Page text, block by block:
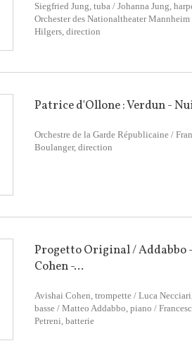
Siegfried Jung, tuba / Johanna Jung,
Orchester des Nationaltheater
Hilgers, direction
Patrice d'Ollone : Verdun -
Orchestre de la Garde Républicaine /
Boulanger, direction
Progetto Original / Addabbo -
Cohen -...
Avishai Cohen, trompette / Luca
basse / Matteo Addabbo, piano /
Petreni, batterie